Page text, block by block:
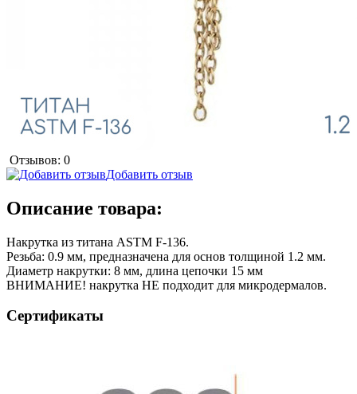
Отзывов: 0
Добавить отзыв
Описание товара:
Накрутка из титана ASTM F-136.
Резьба: 0.9 мм, предназначена для основ толщиной 1.2 мм.
Диаметр накрутки: 8 мм, длина цепочки 15 мм
ВНИМАНИЕ! накрутка НЕ подходит для микродермалов.
Сертификаты